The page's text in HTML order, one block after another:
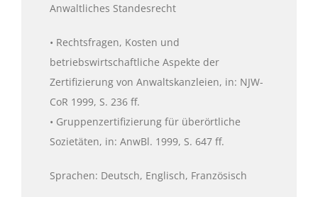
Anwaltliches Standesrecht
• Rechtsfragen, Kosten und
betriebswirtschaftliche Aspekte der
Zertifizierung von Anwaltskanzleien, in: NJW-
CoR 1999, S. 236 ff.
• Gruppenzertifizierung für überörtliche
Sozietäten, in: AnwBl. 1999, S. 647 ff.
Sprachen: Deutsch, Englisch, Französisch